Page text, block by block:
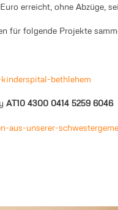
erreicht, ohne Abzüge,
für folgende Projekte
bethlehem
AT10 4300 0414 5259 6046
aus-unserer-